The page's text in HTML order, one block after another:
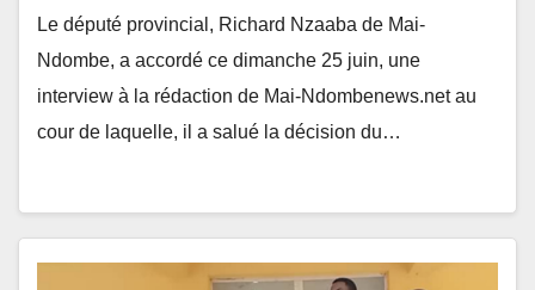
satisfait»
Le député provincial, Richard Nzaaba de Mai-
Ndombe, a accordé ce dimanche 25 juin, une
interview à la rédaction de Mai-Ndombenews.net au
cour de laquelle, il a salué la décision du…